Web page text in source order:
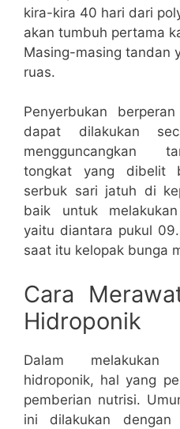
kira-kira 40 hari dari
akan tumbuh pertama
Masing-masing tandan
ruas.
Penyerbukan
dapat dilakukan
mengguncangkan
tongkat yang dibelit
serbuk sari jatuh di
baik untuk
yaitu diantara pukul
saat itu kelopak bunga
Cara
Hidroponik
Dalam melakukan
hidroponik, hal yang
pemberian nutrisi.
ini dilakukan